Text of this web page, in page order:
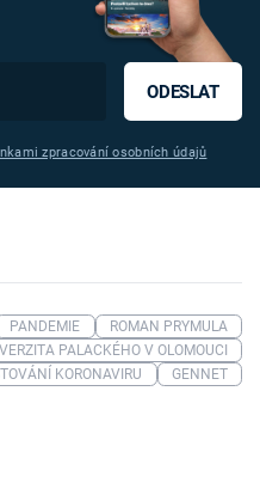
ODESLAT
zpracování osobních údajů
PANDEMIE
ROMAN PRYMULA
PALACKÉHO V OLOMOUCI
KORONAVIRU GENNET